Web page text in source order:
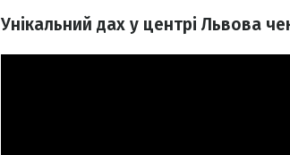
Унікальний дах у центрі Львова